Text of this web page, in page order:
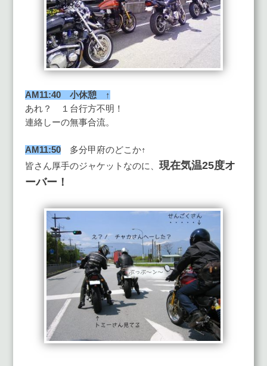
AM11:40 小休憩 ↑
あれ？ １台行方不明！
連絡しーの無事合流。
AM11:50 多分甲府のどこか↑
皆さん厚手のジャケットなのに、 現在気温25度オ
ーバー！